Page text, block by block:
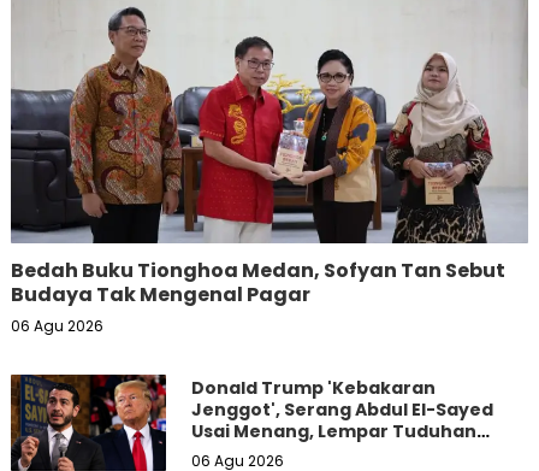
Bedah Buku Tionghoa Medan, Sofyan Tan Sebut
Budaya Tak Mengenal Pagar
06 Agu 2026
Donald Trump 'Kebakaran
Jenggot', Serang Abdul El-Sayed
Usai Menang, Lempar Tuduhan
Kontroversial
06 Agu 2026